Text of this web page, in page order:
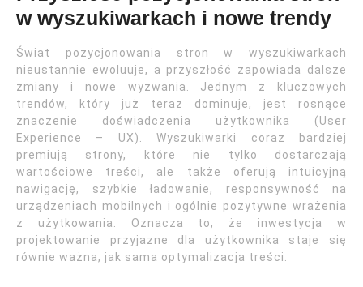
w wyszukiwarkach i nowe trendy
Świat pozycjonowania stron w wyszukiwarkach
nieustannie ewoluuje, a przyszłość zapowiada dalsze
zmiany i nowe wyzwania. Jednym z kluczowych
trendów, który już teraz dominuje, jest rosnące
znaczenie doświadczenia użytkownika (User
Experience – UX). Wyszukiwarki coraz bardziej
premiują strony, które nie tylko dostarczają
wartościowe treści, ale także oferują intuicyjną
nawigację, szybkie ładowanie, responsywność na
urządzeniach mobilnych i ogólnie pozytywne wrażenia
z użytkowania. Oznacza to, że inwestycja w
projektowanie przyjazne dla użytkownika staje się
równie ważna, jak sama optymalizacja treści.